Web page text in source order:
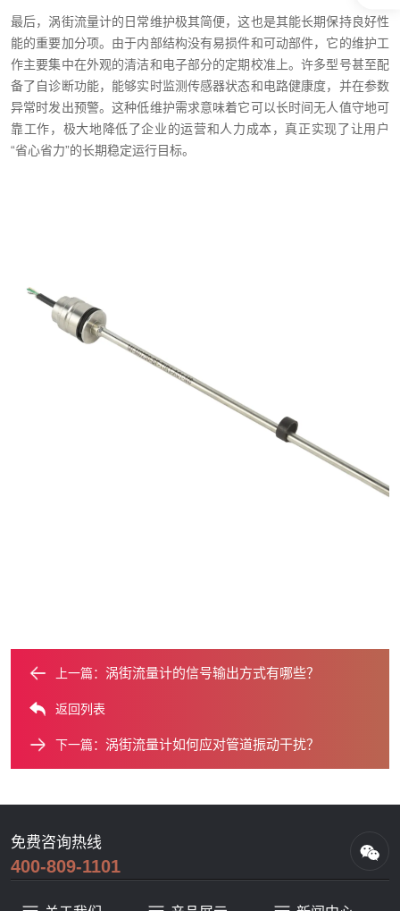
最后，涡街流量计的日常维护极其简便，这也是其能长期保持良好性
能的重要加分项。由于内部结构没有易损件和可动部件，它的维护工
作主要集中在外观的清洁和电子部分的定期校准上。许多型号甚至配
备了自诊断功能，能够实时监测传感器状态和电路健康度，并在参数
异常时发出预警。这种低维护需求意味着它可以长时间无人值守地可
靠工作，极大地降低了企业的运营和人力成本，真正实现了让用户
“省心省力”的长期稳定运行目标。
上一篇： 涡街流量计的信号输出方式有哪些？
返回列表
下一篇： 涡街流量计如何应对管道振动干扰？
免费咨询热线
400-809-1101